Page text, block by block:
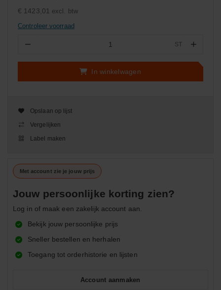
€ 1423,01 excl. btw
Controleer voorraad
− ST +
In winkelwagen
Opslaan op lijst
Vergelijken
Label maken
Met account zie je jouw prijs
Jouw persoonlijke korting zien?
Log in of maak een zakelijk account aan.
Bekijk jouw persoonlijke prijs
Sneller bestellen en herhalen
Toegang tot orderhistorie en lijsten
Account aanmaken